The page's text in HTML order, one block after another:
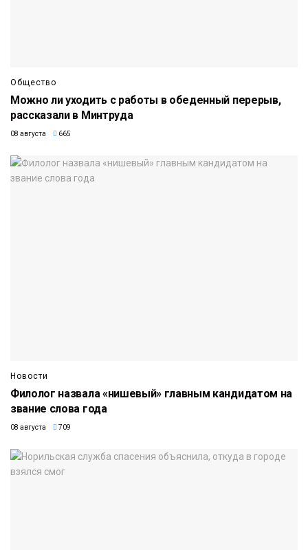
Общество
Можно ли уходить с работы в обеденный перерыв,
рассказали в Минтруда
08 августа 665
Новости
Филолог назвала «нишевый» главным кандидатом на
звание слова года
08 августа 709